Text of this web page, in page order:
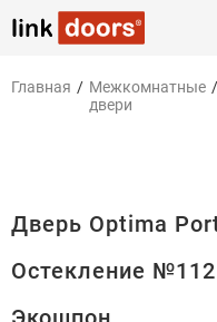
Главная / Межкомнатные
двери
/
Дверь Optima
Остекление